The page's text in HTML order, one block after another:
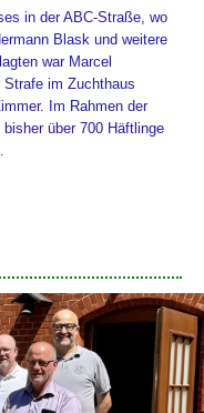
in der ABC-Straße, wo
Blask und weitere
war Marcel
Strafe im Zuchthaus
Im Rahmen der
über 700 Häftlinge